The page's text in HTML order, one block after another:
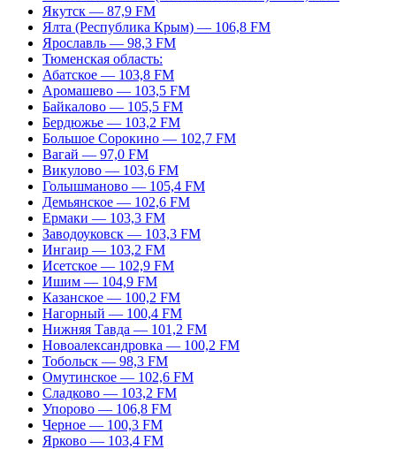
Якутск — 87,9 FM
Ялта (Республика Крым) — 106,8 FM
Ярославль — 98,3 FM
Тюменская область:
Абатское — 103,8 FM
Аромашево — 103,5 FM
Байкалово — 105,5 FM
Бердюжье — 103,2 FM
Большое Сорокино — 102,7 FM
Вагай — 97,0 FM
Викулово — 103,6 FM
Голышманово — 105,4 FM
Демьянское — 102,6 FM
Ермаки — 103,3 FM
Заводоуковск — 103,3 FM
Ингаир — 103,2 FM
Исетское — 102,9 FM
Ишим — 104,9 FM
Казанское — 100,2 FM
Нагорный — 100,4 FM
Нижняя Тавда — 101,2 FM
Новоалександровка — 100,2 FM
Тобольск — 98,3 FM
Омутинское — 102,6 FM
Сладково — 103,2 FM
Упорово — 106,8 FM
Черное — 100,3 FM
Ярково — 103,4 FM